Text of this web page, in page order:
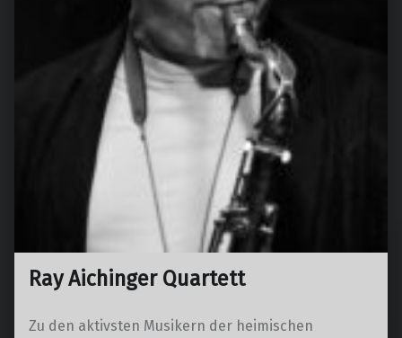
Ray Aichinger Quartett
Zu den aktivsten Musikern der heimischen